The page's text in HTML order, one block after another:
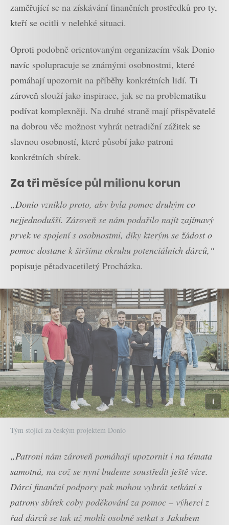
zaměřující se na získávání finančních prostředků pro ty,
kteří se ocitli v nelehké situaci.
Oproti podobně orientovaným organizacím však Donio
navíc spolupracuje se známými osobnostmi, které
pomáhají upozornit na příběhy konkrétních lidí. Ti
zároveň slouží jako inspirace, jak se na problematiku
podívat komplexněji. Na druhé straně mají přispěvatelé
na dobrou věc možnost vyhrát netradiční zážitek se
slavnou osobností, které působí jako patroni
konkrétních sbírek.
Za tři měsíce půl milionu korun
„Donio vzniklo proto, aby byla pomoc druhým co
nejjednodušší. Zároveň se nám podařilo najít zajímavý
prvek ve spojení s osobnostmi, díky kterým se žádost o
pomoc dostane k širšímu okruhu potenciálních dárců,“
popisuje pětadvacetiletý Procházka.
Tým stojící za českým projektem Donio
„Patroni nám zároveň pomáhají upozornit i na témata
samotná, na což se nyní budeme soustředit ještě více.
Dárci finanční podpory pak mohou vyhrát setkání s
patrony sbírek coby poděkování za pomoc – výherci z
řad dárců se tak už mohli osobně setkat s Jakubem